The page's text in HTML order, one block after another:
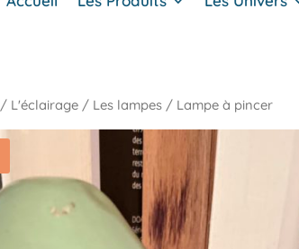
/ L'éclairage / Les lampes / Lampe à pincer